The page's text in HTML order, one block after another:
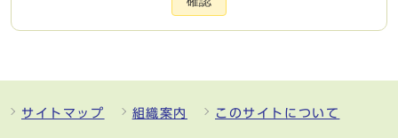
サイトマップ 組織案内 このサイトについて